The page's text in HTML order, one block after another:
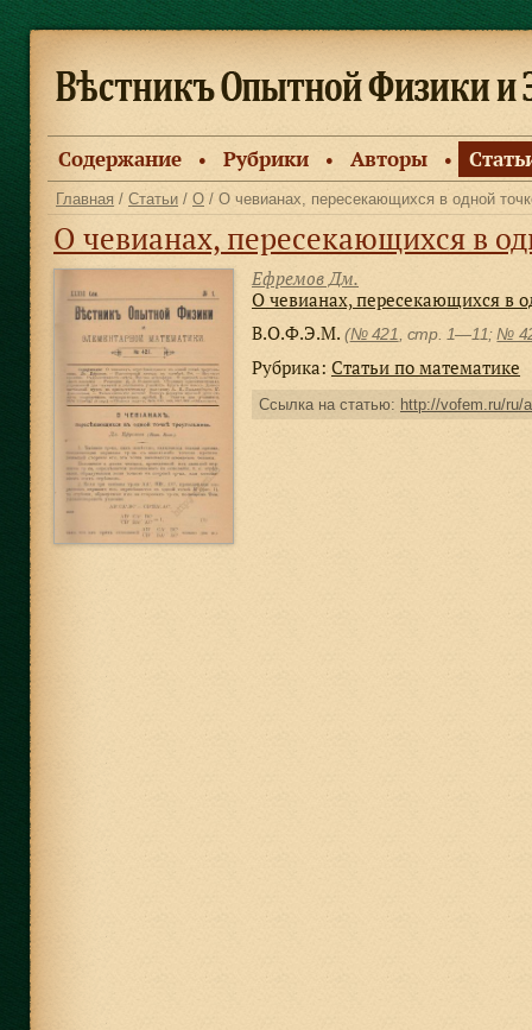
Содержание ● Рубрики ● Авторы ●
Главная / Статьи / О / О чевианах, пересекающихся в одной
О чевианах, пересекающихся в
Ефремов Дм.
О чевианах, пересекающихся в
В.О.Ф.Э.М. (№ 421 , стр. 1—11; №
Рубрика: Статьи по математике
Ссылка на статью: http://vofem.ru/ru/